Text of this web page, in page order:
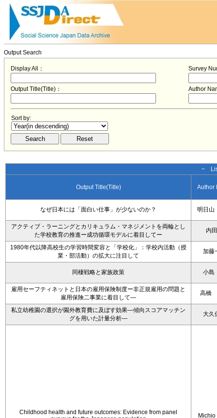
Output Search
Display All： Survey
Output Title(Title)： Author
Sort by:
−
Output Title(Title) Author
なぜ日本には「面白い仕事」が少ないのか？ 明日
アクティブ・ラーニングとカリキュラム・マネジメントを両輪とし
た学校教育の推進ー成功循環モデルに着目してー
内
1980年代以降高校生の学習時間変容と「学校化」：学校内活動（授
業・部活動）の拡大に注目して
加藤
同棲戦略と家族政策 小
雇用セーフティネットと日本の雇用保険制度ー非正規雇用の問題と
雇用保険二事業に着目して―
高橋
私立幼稚園の選択が園外教育費に及ぼす効果―傾向スコアマッチン
グを用いた計量分析―
大久
Childhood health and future outcomes: Evidence from panel
Michio